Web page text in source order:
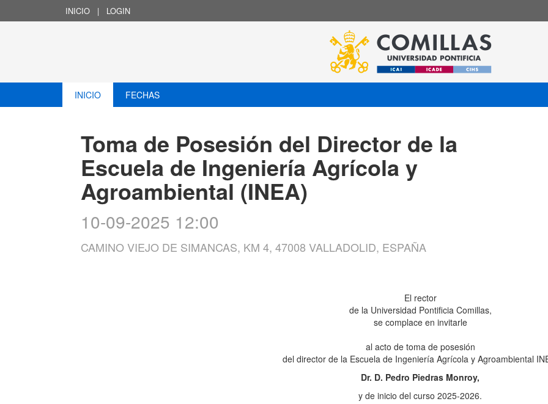
INICIO | LOGIN
INICIO FECHAS
Toma de Posesión del Director de la
Escuela de Ingeniería Agrícola y
Agroambiental (INEA)
10-09-2025 12:00
CAMINO VIEJO DE SIMANCAS, KM 4, 47008 VALLADOLID, ESPAÑA
El rector
de la Universidad Pontificia Comillas,
se complace en invitarle
al acto de toma de posesión
del director de la Escuela de Ingeniería Agrícola y Agroambiental
Dr. D. Pedro Piedras Monroy,
y de inicio del curso 2025-2026.